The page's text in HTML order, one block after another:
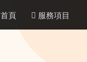
首頁 服務項目